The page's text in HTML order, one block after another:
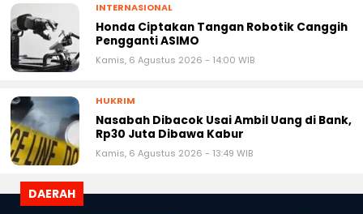
INTERNASIONAL
Honda Ciptakan Tangan Robotik Canggih
Pengganti ASIMO
Kamis, 6 Agustus 2026 - 14:00 WIB
HUKRIM
Nasabah Dibacok Usai Ambil Uang di Bank,
Rp30 Juta Dibawa Kabur
Kamis, 6 Agustus 2026 - 13:49 WIB
DAERAH